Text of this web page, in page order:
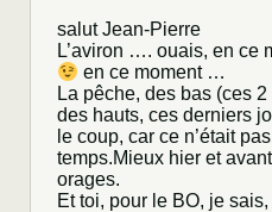
salut Jean-Pierre
L’aviron …. ouais, en ce
en ce moment …
La pêche, des bas (ces
des hauts, ces derniers
le coup, car ce n’était
temps.Mieux hier et
orages.
Et toi, pour le BO, je